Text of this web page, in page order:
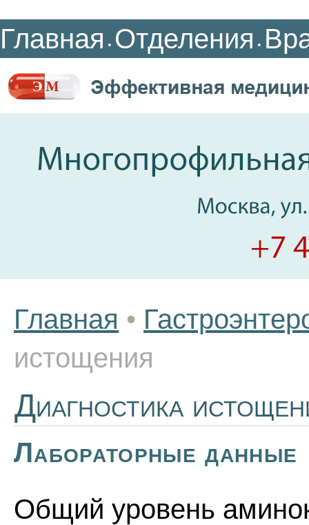
Главная • Отделения •
Главная •
истощения
Диагностика
Лабораторные данные
Общий уровень